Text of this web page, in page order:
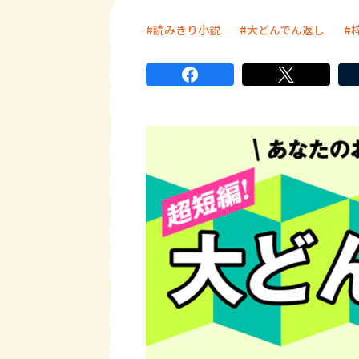
読みきり小説 大どんでん返し